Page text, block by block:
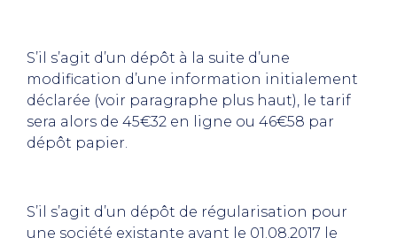
S’il s’agit d’un dépôt à la suite d’une
modification d’une information initialement
déclarée (voir paragraphe plus haut), le tarif
sera alors de 45€32 en ligne ou 46€58 par
dépôt papier.
S’il s’agit d’un dépôt de régularisation pour
une société existante avant le 01.08.2017 le